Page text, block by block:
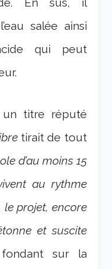
salée ainsi
qui peut
un titre réputé
tirait de tout
d’au moins 15
au rythme
le projet, encore
et suscite
sur la